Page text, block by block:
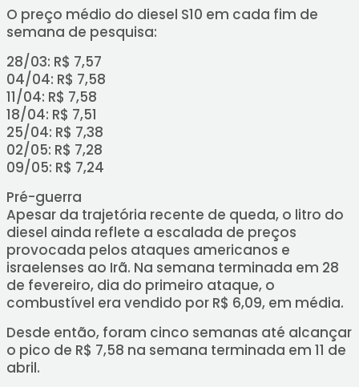
O preço médio do diesel S10 em cada fim de
semana de pesquisa:
28/03: R$ 7,57
04/04: R$ 7,58
11/04: R$ 7,58
18/04: R$ 7,51
25/04: R$ 7,38
02/05: R$ 7,28
09/05: R$ 7,24
Pré-guerra
Apesar da trajetória recente de queda, o litro do
diesel ainda reflete a escalada de preços
provocada pelos ataques americanos e
israelenses ao Irã. Na semana terminada em 28
de fevereiro, dia do primeiro ataque, o
combustível era vendido por R$ 6,09, em média.
Desde então, foram cinco semanas até alcançar
o pico de R$ 7,58 na semana terminada em 11 de
abril.